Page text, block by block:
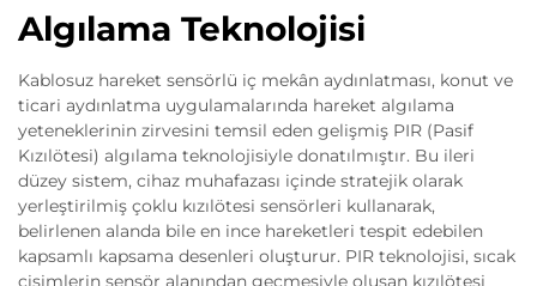
Algılama Teknolojisi
Kablosuz hareket sensörlü iç mekân aydınlatması, konut ve
ticari aydınlatma uygulamalarında hareket algılama
yeteneklerinin zirvesini temsil eden gelişmiş PIR (Pasif
Kızılötesi) algılama teknolojisiyle donatılmıştır. Bu ileri
düzey sistem, cihaz muhafazası içinde stratejik olarak
yerleştirilmiş çoklu kızılötesi sensörleri kullanarak,
belirlenen alanda bile en ince hareketleri tespit edebilen
kapsamlı kapsama desenleri oluşturur. PIR teknolojisi, sıcak
cisimlerin sensör alanından geçmesiyle oluşan kızılötesi